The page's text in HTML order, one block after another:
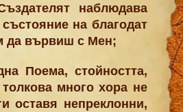
наблюдава
на благодат
да вървиш с Мен;
Поема, стойността,
много хора не
оставя непреклонни,